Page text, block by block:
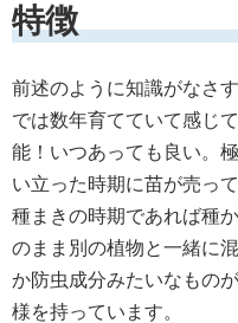
特徴
前述のように知識がなさ
では数年育てていて感じ
能！いつあっても良い。
い立った時期に苗が売っ
種まきの時期であれば種
のまま別の植物と一緒に
か防虫成分みたいなもの
様を持っています。